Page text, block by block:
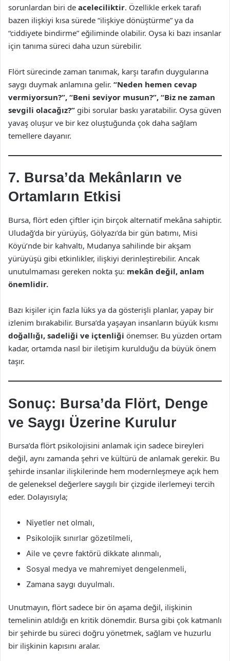
sorunlardan biri de aceleciliktir. Özellikle erkek tarafı
bazen ilişkiyi kısa sürede “ilişkiye dönüştürme” ya da
“ciddiyete bindirme” eğiliminde olabilir. Oysa ki bazı insanlar
için tanıma süreci daha uzun sürebilir.
Flört sürecinde zaman tanımak, karşı tarafın duygularına
saygı duymak anlamına gelir. “Neden hemen cevap
vermiyorsun?”, “Beni seviyor musun?”, “Biz ne zaman
sevgili olacağız?” gibi sorular baskı yaratabilir. Oysa güven
yavaş oluşur ve bir kez oluştuğunda çok daha sağlam
temellere dayanır.
7. Bursa’da Mekânların ve
Ortamların Etkisi
Bursa, flört eden çiftler için birçok alternatif mekâna sahiptir.
Uludağ’da bir yürüyüş, Gölyazı’da bir gün batımı, Misi
Köyü’nde bir kahvaltı, Mudanya sahilinde bir akşam
yürüyüşü gibi etkinlikler, ilişkiyi derinleştirebilir. Ancak
unutulmaması gereken nokta şu: mekân değil, anlam
önemlidir.
Bazı kişiler için fazla lüks ya da gösterişli planlar, yapay bir
izlenim bırakabilir. Bursa’da yaşayan insanların büyük kısmı
doğallığı, sadeliği ve içtenliği önemser. Bu yüzden ortam
kadar, ortamda nasıl bir iletişim kurulduğu da büyük önem
taşır.
Sonuç: Bursa’da Flört, Denge
ve Saygı Üzerine Kurulur
Bursa’da flört psikolojisini anlamak için sadece bireyleri
değil, aynı zamanda şehri ve kültürü de anlamak gerekir. Bu
şehirde insanlar ilişkilerinde hem modernleşmeye açık hem
de geleneksel değerlere saygılı bir çizgide ilerlemeyi tercih
eder. Dolayısıyla;
Niyetler net olmalı,
Psikolojik sınırlar gözetilmeli,
Aile ve çevre faktörü dikkate alınmalı,
Sosyal medya ve mahremiyet dengelenmeli,
Zamana saygı duyulmalı.
Unutmayın, flört sadece bir ön aşama değil, ilişkinin
temelinin atıldığı en kritik dönemdir. Bursa gibi çok katmanlı
bir şehirde bu süreci doğru yönetmek, sağlam ve huzurlu
bir ilişkinin kapısını aralar.